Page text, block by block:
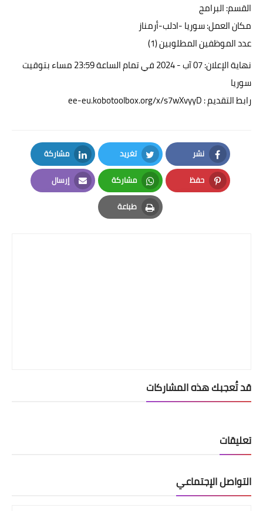
القسم: البرامج
مكان العمل: سوريا -ادلب-أرمناز
عدد الموظفين المطلوبين (1)
نهاية الإعلان: 07 آب - 2024 في تمام الساعة 23:59 مساء بتوقيت
سوريا
رابط التقديم :ee-eu.kobotoolbox.org/x/s7wXvyyD
نشر
Facebook
تغريد
Twitter
مشاركة
LinkedIn
حفظ
Pinterest
مشاركة
Whatsapp
إرسال
Email
طباعة
Print
قد تُعجبك هذه المشاركات
تعليقات
التواصل الإجتماعي